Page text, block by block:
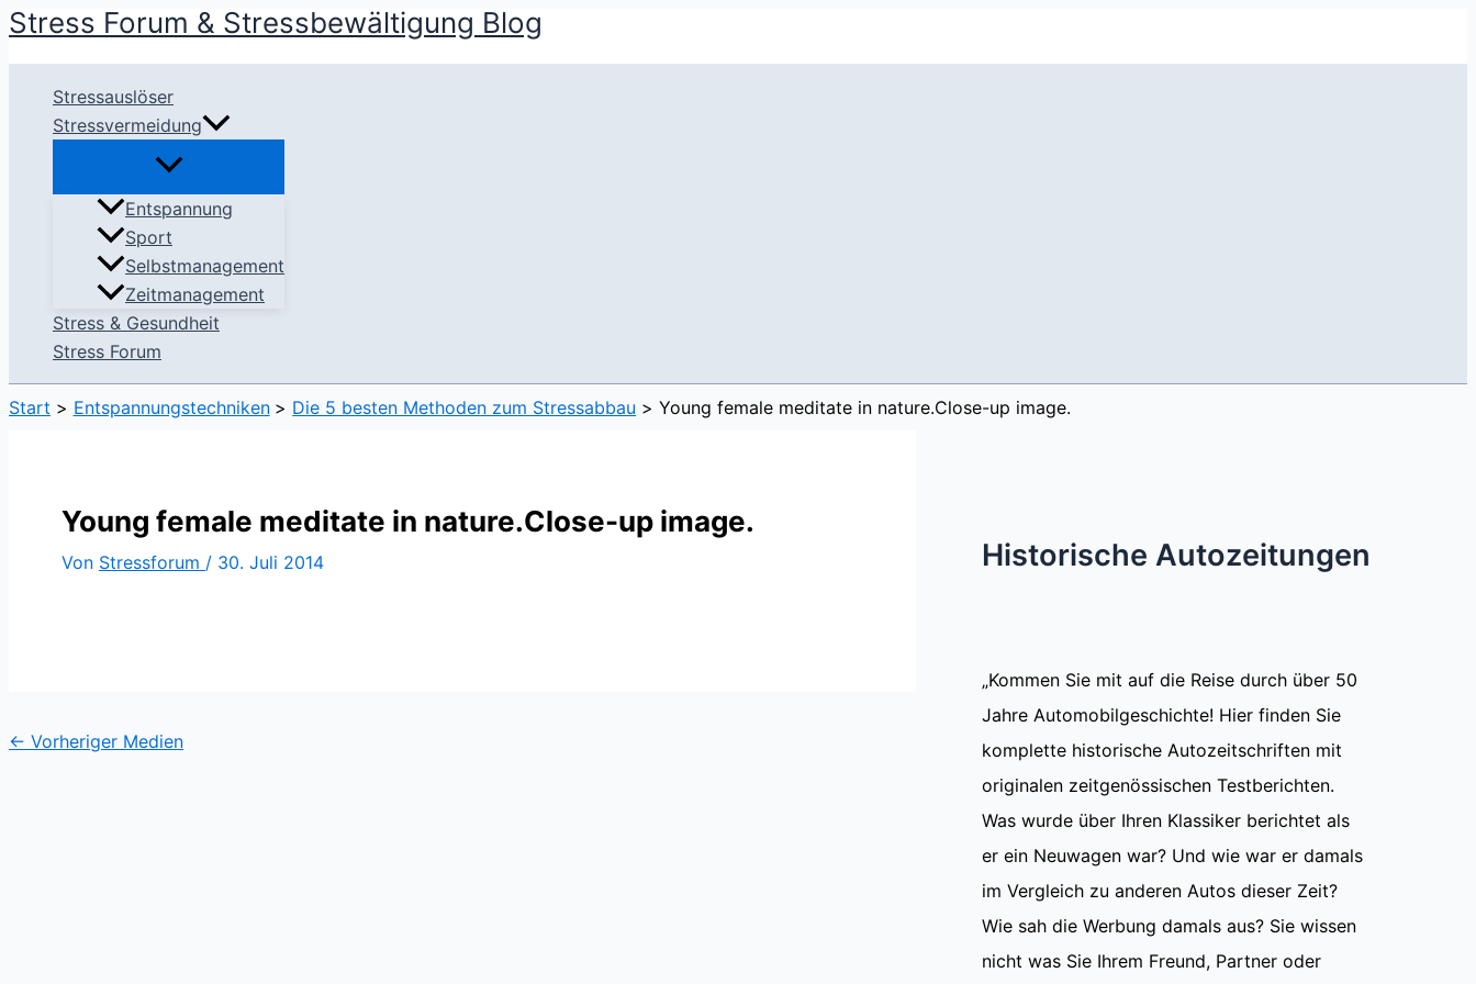
Zum
Stress Forum & Stressbewältigung Blog
Stressauslöser
Stressvermeidung
Entspannung
Sport
Selbstmanagement
Zeitmanagement
Stress & Gesundheit
Stress Forum
Start Entspannungstechniken Die 5 besten Methoden zum Stressabbau Young female meditate in nature.Close-up image.
Young female meditate in nature.Close-up image.
Von Stressforum / 30. Juli 2014
← Vorheriger Medien
Historische Autozeitungen
„Kommen Sie mit auf die Reise durch über 50
Jahre Automobilgeschichte! Hier finden Sie
komplette historische Autozeitschriften mit
originalen zeitgenössischen Testberichten.
Was wurde über Ihren Klassiker berichtet als
er ein Neuwagen war? Und wie war er damals
im Vergleich zu anderen Autos dieser Zeit?
Wie sah die Werbung damals aus? Sie wissen
nicht was Sie Ihrem Freund, Partner oder